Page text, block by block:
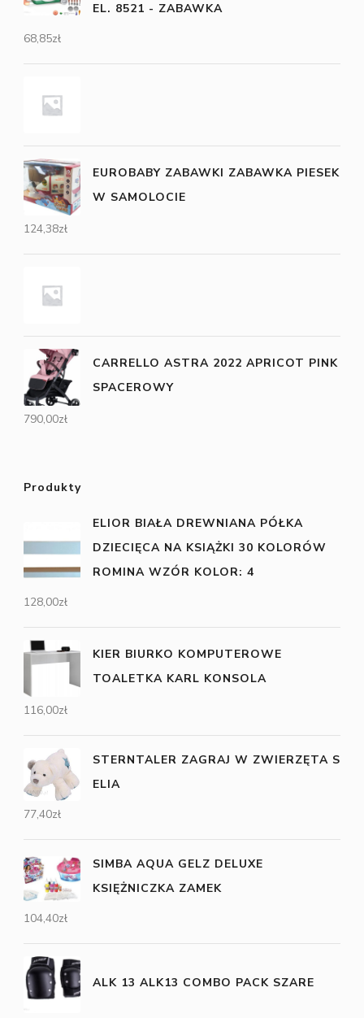
EL. 8521 - ZABAWKA
68,85zł
EUROBABY ZABAWKI ZABAWKA PIESEK
W SAMOLOCIE
124,38zł
CARRELLO ASTRA 2022 APRICOT PINK
SPACEROWY
790,00zł
Produkty
ELIOR BIAŁA DREWNIANA PÓŁKA
DZIECIĘCA NA KSIĄŻKI 30 KOLORÓW
ROMINA WZÓR KOLOR: 4
128,00zł
KIER BIURKO KOMPUTEROWE
TOALETKA KARL KONSOLA
116,00zł
STERNTALER ZAGRAJ W ZWIERZĘTA S
ELIA
77,40zł
SIMBA AQUA GELZ DELUXE
KSIĘŻNICZKA ZAMEK
104,40zł
ALK 13 ALK13 COMBO PACK SZARE